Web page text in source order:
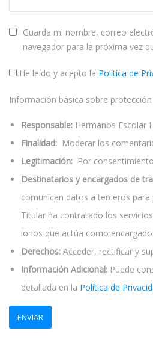
Guarda mi nombre, correo
navegador para la próxima vez
He leído y acepto la Política de
Información básica sobre
Responsable: Hermanos Escolar
Finalidad: Moderar los
Legitimación: Por
Destinatarios y encargados de
comunican datos a terceros para
Titular ha contratado los
ionos que actúa como
Derechos: Acceder, rectificar y
Información Adicional: Puede
detallada en la Política de